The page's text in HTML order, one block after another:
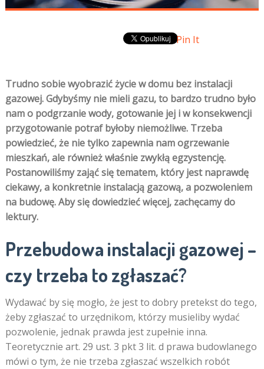
Pin It
Trudno sobie wyobrazić życie w domu bez instalacji
gazowej. Gdybyśmy nie mieli gazu, to bardzo trudno było
nam o podgrzanie wody, gotowanie jej i w konsekwencji
przygotowanie potraf byłoby niemożliwe. Trzeba
powiedzieć, że nie tylko zapewnia nam ogrzewanie
mieszkań, ale również właśnie zwykłą egzystencję.
Postanowiliśmy zająć się tematem, który jest naprawdę
ciekawy, a konkretnie instalacją gazową, a pozwoleniem
na budowę. Aby się dowiedzieć więcej, zachęcamy do
lektury.
Przebudowa instalacji gazowej –
czy trzeba to zgłaszać?
Wydawać by się mogło, że jest to dobry pretekst do tego,
żeby zgłaszać to urzędnikom, którzy musieliby wydać
pozwolenie, jednak prawda jest zupełnie inna.
Teoretycznie art. 29 ust. 3 pkt 3 lit. d prawa budowlanego
mówi o tym, że nie trzeba zgłaszać wszelkich robót